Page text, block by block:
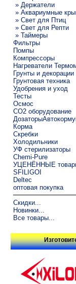
» Держатели
» Аквариумные
» Свет для Птиц
» Свет для Репти
» Таймеры
Фильтры
Помпы
Компрессоры
Нагреватели
Грунты и декорации
Грунтовая техника
Удобрения и уход
Тесты
Осмос
CO2 оборудование
Корма
Скребки
Холодильники
УФ стерилизаторы
Chemi-Pure
УЦЕНЁННЫЕ
SFILIGOI
Deltec
оптовая покупка
Скидки...
Новинки...
Все товары...